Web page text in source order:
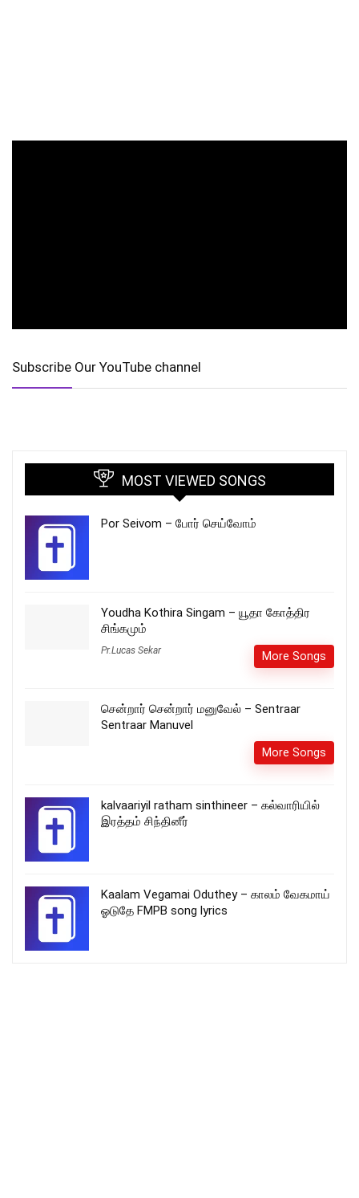
Subscribe Our YouTube channel
MOST VIEWED SONGS
Por Seivom – போர் செய்வோம்
Youdha Kothira Singam – யூதா கோத்திர
சிங்கமும்
Pr.Lucas Sekar More Songs
சென்றார் சென்றார் மனுவேல் – Sentraar
Sentraar Manuvel
More Songs
kalvaariyil ratham sinthineer – கல்வாரியில்
இரத்தம் சிந்தினீர்
Kaalam Vegamai Oduthey – காலம் வேகமாய்
ஓடுதே FMPB song lyrics